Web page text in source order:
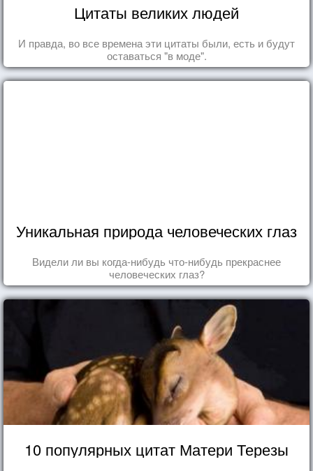
Цитаты великих людей
И правда, во все времена эти цитаты были, есть и будут
оставаться "в моде".
Уникальная природа человеческих глаз
Видели ли вы когда-нибудь что-нибудь прекраснее
человеческих глаз?
10 популярных цитат Матери Терезы